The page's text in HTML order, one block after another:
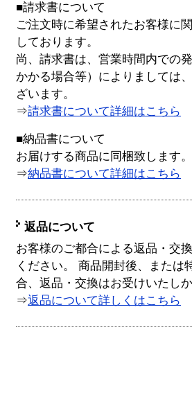
■請求書について
ご注文時に希望されたお客様に
しております。
尚、請求書は、営業時間内での
かかる場合等）によりましては
ざいます。
⇒請求書について詳細はこちら
■納品書について
お届けする商品に同梱致します。
⇒納品書について詳細はこちら
返品について
お客様のご都合による返品・交
ください。 商品開封後、または
合、返品・交換はお受けいたし
⇒返品について詳しくはこちら